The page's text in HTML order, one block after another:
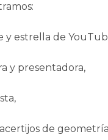
y estrella de
y presentadora,
de